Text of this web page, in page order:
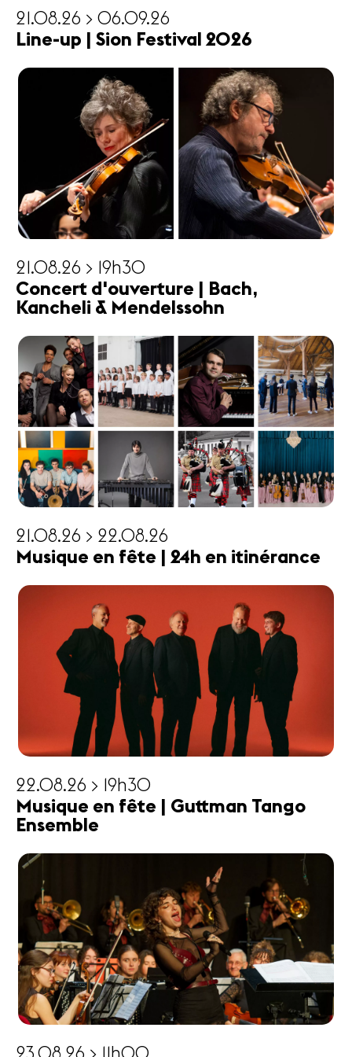
21.08.26 > 06.09.26
Line-up | Sion Festival 2026
21.08.26 > 19h30
Concert d'ouverture | Bach,
Kancheli & Mendelssohn
21.08.26 > 22.08.26
Musique en fête | 24h en itinérance
22.08.26 > 19h30
Musique en fête | Guttman Tango
Ensemble